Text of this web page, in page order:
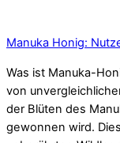
Manuka Honig:
Was ist Manuka-
von
der Blüten des
gewonnen wird.